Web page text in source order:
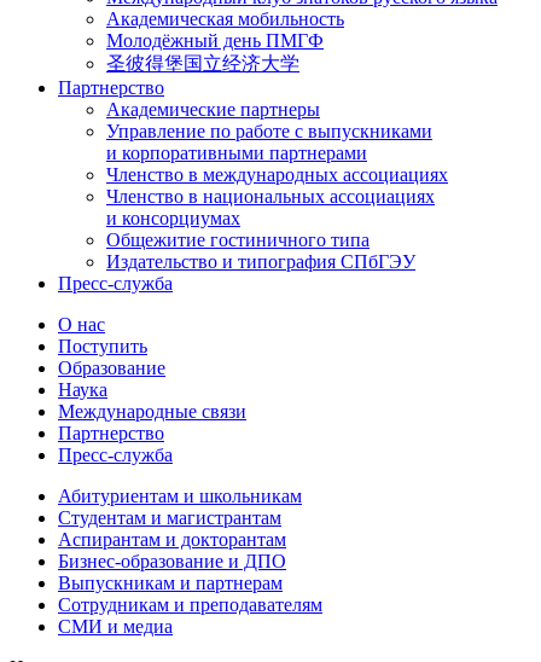
Академическая мобильность
Молодёжный день ПМГФ
圣彼得堡国立经济大学
Партнерство
Академические партнеры
Управление по работе с выпускниками
и корпоративными партнерами
Членство в международных ассоциациях
Членство в национальных ассоциациях
и консорциумах
Общежитие гостиничного типа
Издательство и типография СПбГЭУ
Пресс-служба
О нас
Поступить
Образование
Наука
Международные связи
Партнерство
Пресс-служба
Абитуриентам и школьникам
Студентам и магистрантам
Аспирантам и докторантам
Бизнес-образование и ДПО
Выпускникам и партнерам
Сотрудникам и преподавателям
СМИ и медиа